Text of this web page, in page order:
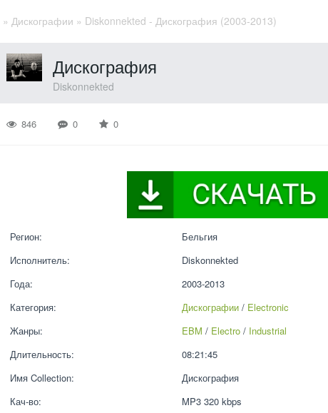
» Дискографии » Diskonnekted - Дискография (2003-2013)
Дискография
Diskonnekted
846 0 0
Регион:
Бельгия
Исполнитель:
Diskonnekted
Года:
2003-2013
Категория:
Дискографии / Electronic
Жанры:
EBM / Electro / Industrial
Длительность:
08:21:45
Имя Collection:
Дискография
Кач-во:
MP3 320 kbps